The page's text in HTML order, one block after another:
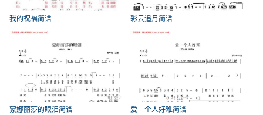
我的祝福简谱 彩云追月简谱
蒙娜丽莎的眼泪简谱 爱一个人好难简谱